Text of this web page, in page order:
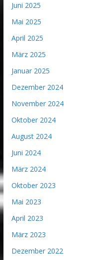
Juni 2025
Mai 2025
April 2025
März 2025
Januar 2025
Dezember 2024
November 2024
Oktober 2024
August 2024
Juni 2024
März 2024
Oktober 2023
Mai 2023
April 2023
März 2023
Dezember 2022